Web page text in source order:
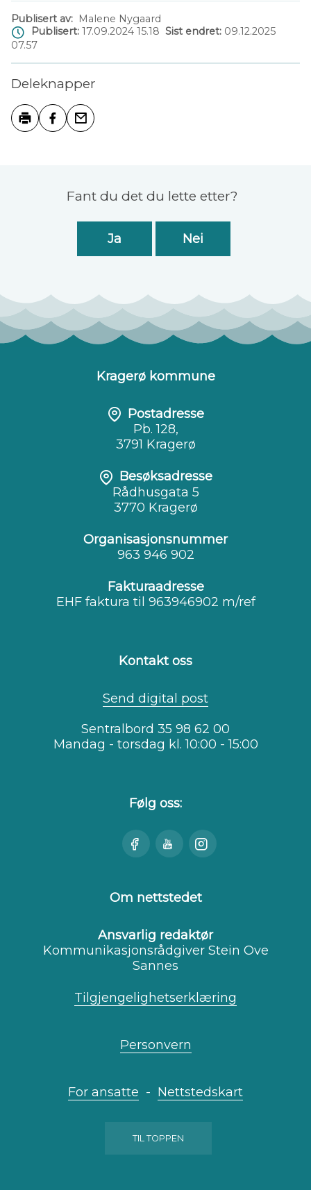
Publisert av
Malene Nygaard
Publisert 17.09.2024 15.18 Sist endret 09.12.2025
07.57
Deleknapper
Fant du det du lette etter?
Ja Nei
Kragerø kommune
Postadresse
Pb. 128,
3791 Kragerø
Besøksadresse
Rådhusgata 5
3770 Kragerø
Organisasjonsnummer
963 946 902
Fakturaadresse
EHF faktura til 963946902 m/ref
Kontakt oss
Send digital post
Sentralbord 35 98 62 00
Mandag - torsdag kl. 10:00 - 15:00
Følg oss:
Besøk Se
Youtube
Besøk
Instagram
Om nettstedet
Ansvarlig redaktør
Kommunikasjonsrådgiver Stein Ove
Sannes
Tilgjengelighetserklæring
Personvern
For ansatte - Nettstedskart
TIL TOPPEN